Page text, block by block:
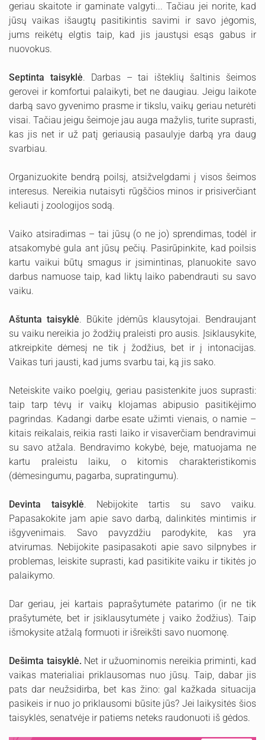
geriau skaitote ir gaminate valgyti... Tačiau jei norite, kad
jūsų vaikas išaugtų pasitikintis savimi ir savo jėgomis,
jums reikėtų elgtis taip, kad jis jaustųsi esąs gabus ir
nuovokus.
Septinta taisyklė. Darbas – tai išteklių šaltinis šeimos
gerovei ir komfortui palaikyti, bet ne daugiau. Jeigu laikote
darbą savo gyvenimo prasme ir tikslu, vaikų geriau neturėti
visai. Tačiau jeigu šeimoje jau auga mažylis, turite suprasti,
kas jis net ir už patį geriausią pasaulyje darbą yra daug
svarbiau.
Organizuokite bendrą poilsį, atsižvelgdami į visos šeimos
interesus. Nereikia nutaisyti rūgščios minos ir prisiverčiant
keliauti į zoologijos sodą.
Vaiko atsiradimas – tai jūsų (o ne jo) sprendimas, todėl ir
atsakomybė gula ant jūsų pečių. Pasirūpinkite, kad poilsis
kartu vaikui būtų smagus ir įsimintinas, planuokite savo
darbus namuose taip, kad liktų laiko pabendrauti su savo
vaiku.
Aštunta taisyklė. Būkite įdėmūs klausytojai. Bendraujant
su vaiku nereikia jo žodžių praleisti pro ausis. Įsiklausykite,
atkreipkite dėmesį ne tik į žodžius, bet ir į intonacijas.
Vaikas turi jausti, kad jums svarbu tai, ką jis sako.
Neteiskite vaiko poelgių, geriau pasistenkite juos suprasti:
taip tarp tėvų ir vaikų klojamas abipusio pasitikėjimo
pagrindas. Kadangi darbe esate užimti vienais, o namie –
kitais reikalais, reikia rasti laiko ir visaverčiam bendravimui
su savo atžala. Bendravimo kokybė, beje, matuojama ne
kartu praleistu laiku, o kitomis charakteristikomis
(dėmesingumu, pagarba, supratingumu).
Devinta taisyklė. Nebijokite tartis su savo vaiku.
Papasakokite jam apie savo darbą, dalinkitės mintimis ir
išgyvenimais. Savo pavyzdžiu parodykite, kas yra
atvirumas. Nebijokite pasipasakoti apie savo silpnybes ir
problemas, leiskite suprasti, kad pasitikite vaiku ir tikitės jo
palaikymo.
Dar geriau, jei kartais paprašytumėte patarimo (ir ne tik
prašytumėte, bet ir įsiklausytumėte į vaiko žodžius). Taip
išmokysite atžalą formuoti ir išreikšti savo nuomonę.
Dešimta taisyklė.Net ir užuominomis nereikia priminti, kad
vaikas materialiai priklausomas nuo jūsų. Taip, dabar jis
pats dar neužsidirba, bet kas žino: gal kažkada situacija
pasikeis ir nuo jo priklausomi būsite jūs? Jei laikysitės šios
taisyklės, senatvėje ir patiems neteks raudonuoti iš gėdos.